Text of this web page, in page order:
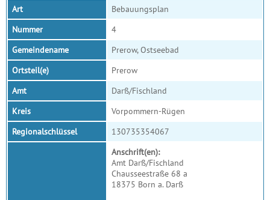
Art
Bebauungsplan
Nummer
4
Gemeindename
Prerow, Ostseebad
Ortsteil(e)
Prerow
Amt
Darß/Fischland
Kreis
Vorpommern-Rügen
Regionalschlüssel
130735354067
Anschrift(en):
Amt Darß/Fischland
Chausseestraße 68 a
18375 Born a. Darß